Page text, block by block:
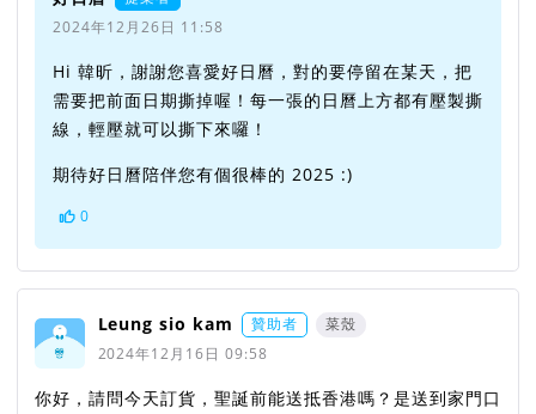
2024年12月26日 11:58
Hi 韓昕，謝謝您喜愛好日曆，對的要停留在某天，把
需要把前面日期撕掉喔！每一張的日曆上方都有壓製撕
線，輕壓就可以撕下來囉！
期待好日曆陪伴您有個很棒的 2025 :)
0
Leung sio kam 贊助者
菜殼
2024年12月16日 09:58
你好，請問今天訂貨，聖誕前能送抵香港嗎？是送到家門口